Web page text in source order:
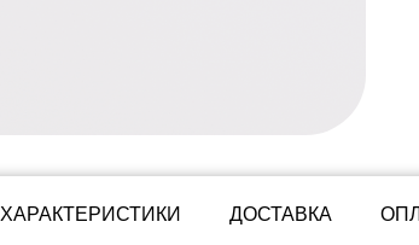
ХАРАКТЕРИСТИКИ ДОСТАВКА